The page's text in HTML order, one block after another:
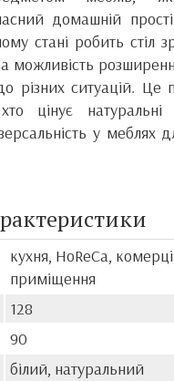
домашній
стані робить стіл
можливість
різних ситуацій. Це
цінує натуральні
у меблях
кухня, HoReCa,
приміщення
128
90
білий, натуральний